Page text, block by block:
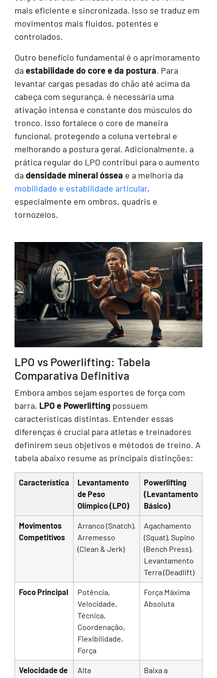
mais eficiente e sincronizada. Isso se traduz em
movimentos mais fluidos, potentes e
controlados.
Outro benefício fundamental é o aprimoramento
da estabilidade do core e da postura. Para
levantar cargas pesadas do chão até acima da
cabeça com segurança, é necessária uma
ativação intensa e constante dos músculos do
tronco. Isso fortalece o core de maneira
funcional, protegendo a coluna vertebral e
melhorando a postura geral. Adicionalmente, a
prática regular do LPO contribui para o aumento
da densidade mineral óssea e a melhoria da
mobilidade e estabilidade articular,
especialmente em ombros, quadris e
tornozelos.
LPO vs Powerlifting: Tabela
Comparativa Definitiva
Embora ambos sejam esportes de força com
barra, LPO e Powerlifting possuem
características distintas. Entender essas
diferenças é crucial para atletas e treinadores
definirem seus objetivos e métodos de treino. A
tabela abaixo resume as principais distinções:
Característica
Levantamento
de Peso
Olímpico (LPO)
Powerlifting
(Levantamento
Básico)
Movimentos
Competitivos
Arranco (Snatch),
Arremesso
(Clean & Jerk)
Agachamento
(Squat), Supino
(Bench Press),
Levantamento
Terra (Deadlift)
Foco Principal
Potência,
Velocidade,
Técnica,
Coordenação,
Flexibilidade,
Força
Força Máxima
Absoluta
Velocidade de
Alta
Baixa a